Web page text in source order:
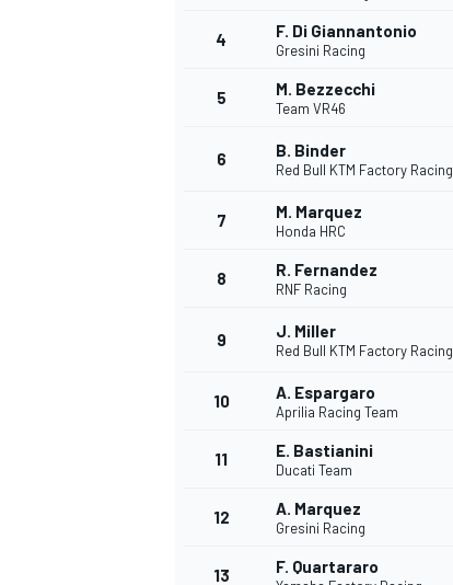
4 F. Di Giannantonio
Gresini Racing
5 M. Bezzecchi
Team VR46
6 B. Binder
Red Bull KTM Factory Racing
7 M. Marquez
Honda HRC
8 R. Fernandez
RNF Racing
9 J. Miller
Red Bull KTM Factory Racing
10 A. Espargaro
Aprilia Racing Team
11 E. Bastianini
Ducati Team
12 A. Marquez
Gresini Racing
13 F. Quartararo